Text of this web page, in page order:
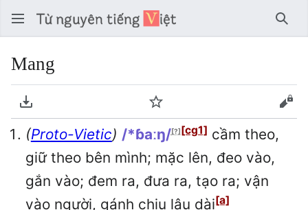
Tìm
Mang
Tải về PDF Theo dõi
(Proto-Vietic) /*ɓaːŋ/[?] [cg1] cầm theo,
giữ theo bên mình; mặc lên, đeo vào,
gắn vào; đem ra, đưa ra, tạo ra; vận
vào người, gánh chịu lâu dài[a]